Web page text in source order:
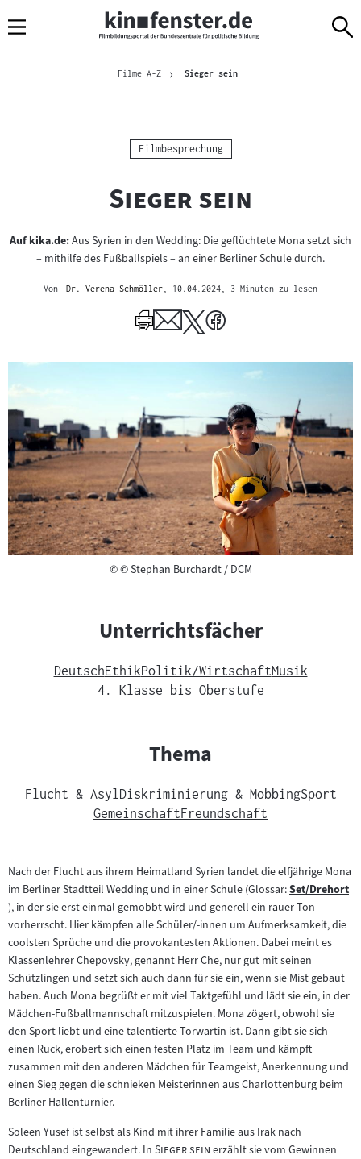
Navigation
zum
zur
BrotkrümelnavigationFilme A-Z Sieger seinAktuelle Seite
Kategorie:
Filmbesprechung
"
Sieger sein
Auf kika.de:Aus Syrien in den Wedding: Die geflüchtete Mona setzt sich
– mithilfe des Fußballspiels – an einer Berliner Schule durch.
Von
Dr. Verena Schmöller
Author
, 10.04.2024 , 3 Minuten zu lesen
©Copyright
© Stephan Burchardt / DCM
Unterrichtsfächer
DeutschEthikPolitik/WirtschaftMusik
4. Klasse bis Oberstufe
Thema
Flucht & Asyl Diskriminierung & MobbingSport
GemeinschaftFreundschaft
Nach der Flucht aus ihrem Heimatland Syrien landet die elfjährige Mona
im Berliner Stadtteil Wedding und in einer Schule (Glossar:Zum
Inhalt:
Set/Drehort
), in der sie erst einmal gemobbt wird und generell ein rauer Ton
vorherrscht. Hier kämpfen alle Schüler/-innen um Aufmerksamkeit, die
coolsten Sprüche und die provokantesten Aktionen. Dabei meint es
Klassenlehrer Chepovsky, genannt Herr Che, nur gut mit seinen
Schützlingen und setzt sich auch dann für sie ein, wenn sie Mist gebaut
haben. Auch Mona begrüßt er mit viel Taktgefühl und lädt sie ein, in der
Mädchen-Fußballmannschaft mitzuspielen. Mona zögert, obwohl sie
den Sport liebt und eine talentierte Torwartin ist. Dann gibt sie sich
einen Ruck, erobert sich einen festen Platz im Team und kämpft
zusammen mit den anderen Mädchen für Teamgeist, Anerkennung und
einen Sieg gegen die schnieken Meisterinnen aus Charlottenburg beim
Berliner Hallenturnier.
Soleen Yusef ist selbst als Kind mit ihrer Familie aus Irak nach
Deutschland eingewandert. In "
Sieger sein "erzählt sie vom Gewinnen